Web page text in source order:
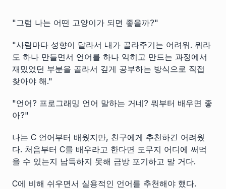
"그럼 나는 어떤 고양이가 되면 좋을까?"
"사람마다 성향이 달라서 내가 골라주기는 어려워. 뭐라
도 하나 만들면서 언어를 하나 익히고 만드는 과정에서
재밌었던 부분을 골라서 깊게 공부하는 방식으로 직접
찾아야 해."
"언어? 프로그래밍 언어 말하는 거네? 뭐부터 배우면 좋
아?"
나는 C 언어부터 배웠지만, 친구에게 추천하긴 어려웠
다. 처음부터 C를 배우라고 한다면 도무지 어디에 써먹
을 수 있는지 납득하지 못해 금방 포기하고 말 거다.
C에 비해 쉬우면서 실용적인 언어를 추천해야 했다.